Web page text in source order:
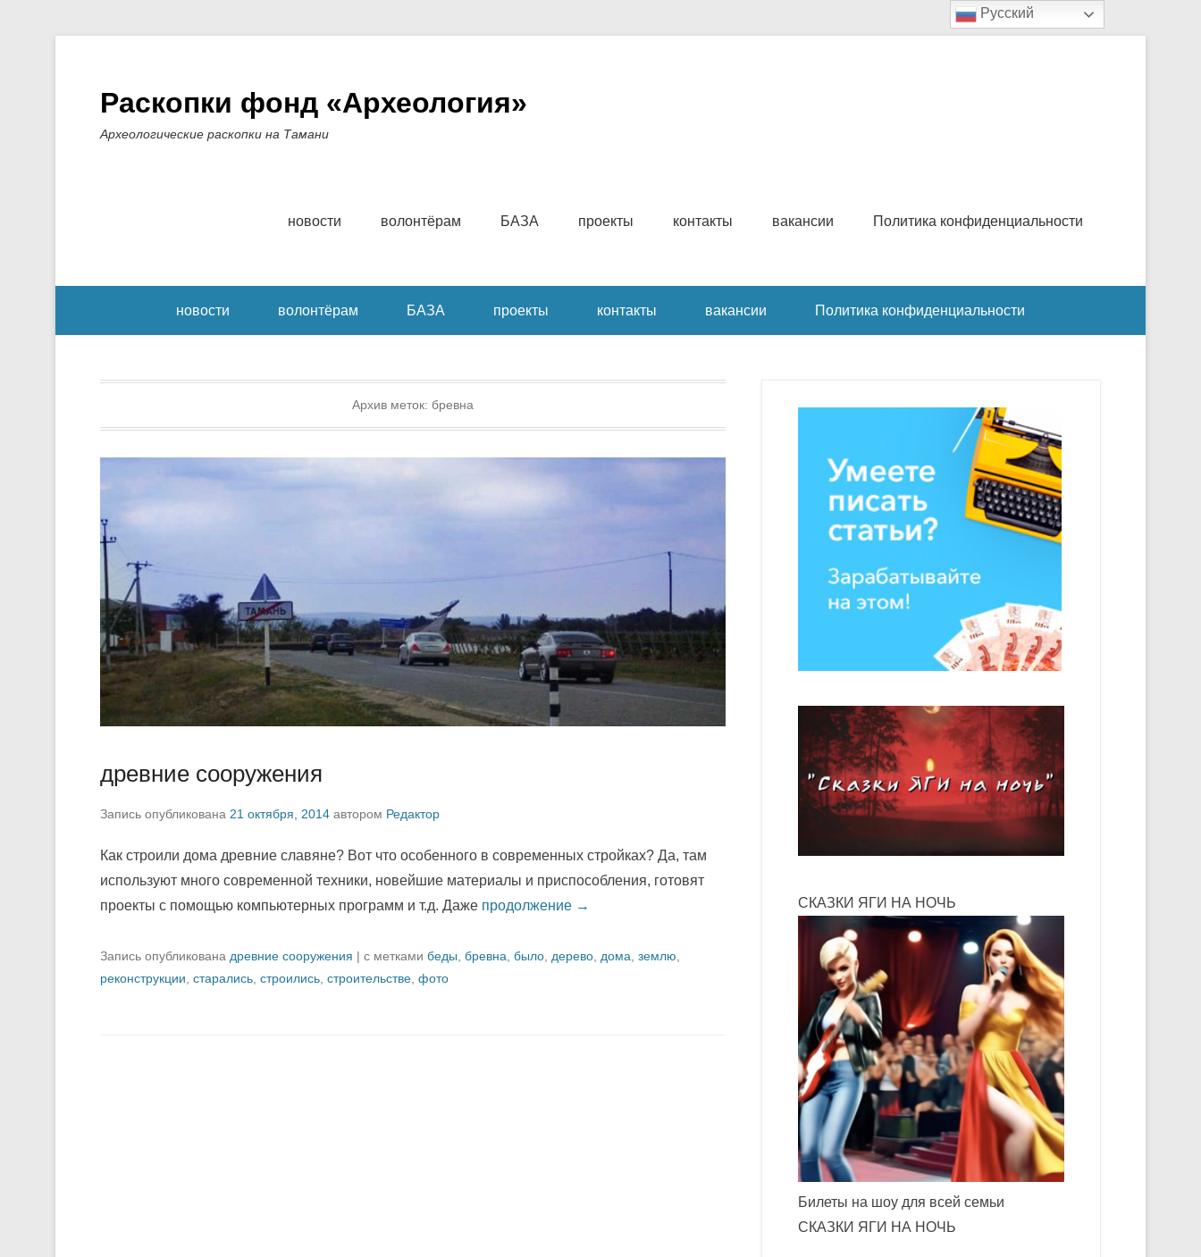
Раскопки фонд «Археология»
Археологические раскопки на Тамани
Перейти к содержимому
новости волонтёрам БАЗА проекты контакты вакансии Политика конфиденциальности
новости
волонтёрам БАЗА проекты контакты вакансии Политика конфиденциальности
Архив меток: бревна
древние сооружения
Запись опубликована 21 октября, 2014 автором Редактор
Как строили дома древние славяне? Вот что особенного в современных стройках? Да, там
используют много современной техники, новейшие материалы и приспособления, готовят
проекты с помощью компьютерных программ и т.д. Даже продолжение →
Запись опубликована древние сооружения | с метками беды бревна было дерево дома землю
реконструкции старались строились строительстве фото
СКАЗКИ ЯГИ НА НОЧЬ
Билеты на шоу для всей семьи
СКАЗКИ ЯГИ НА НОЧЬ
Русский